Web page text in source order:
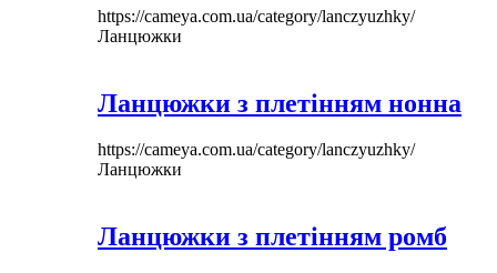
https://cameya.com.ua/category/lanczyuzhky/
Ланцюжки
Ланцюжки з плетінням нонна
https://cameya.com.ua/category/lanczyuzhky/
Ланцюжки
Ланцюжки з плетінням ромб